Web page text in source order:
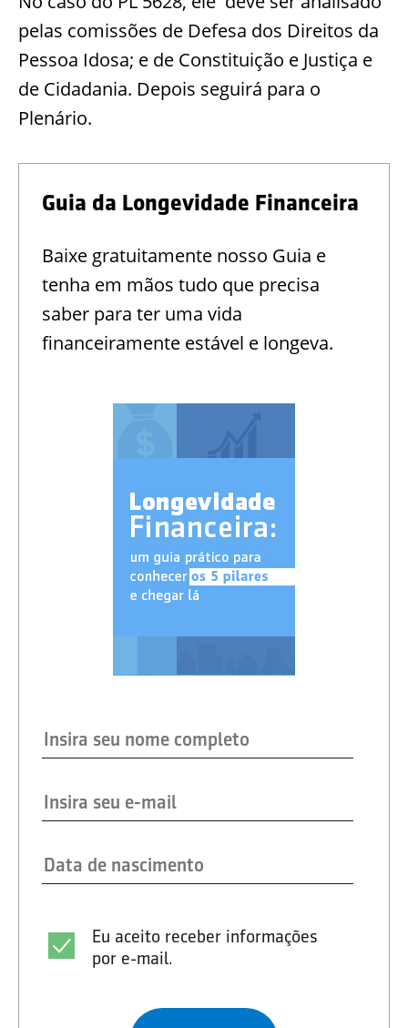
pelas comissões de Defesa dos Direitos da
Pessoa Idosa; e de Constituição e Justiça e
de Cidadania. Depois seguirá para o
Plenário.
Guia da Longevidade Financeira
Baixe gratuitamente nosso Guia e
tenha em mãos tudo que precisa
saber para ter uma vida
financeiramente estável e longeva.
Eu aceito receber informações
por e-mail.